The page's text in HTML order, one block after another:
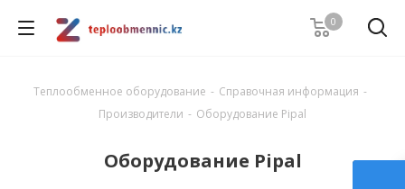
0
Теплообменное оборудование - Справочная информация -
Производители - Оборудование Pipal
Оборудование Pipal